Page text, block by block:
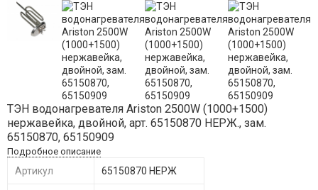
ТЭН водонагревателя Ariston 2500W (1000+1500)
нержавейка, двойной, арт. 65150870 НЕРЖ., зам.
65150870, 65150909
Подробное описание
Артикул 65150870 НЕРЖ